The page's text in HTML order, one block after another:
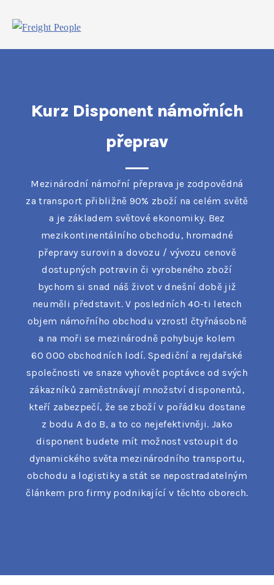
Kurz Disponent námořních
přeprav
Mezinárodní námořní přeprava je zodpovědná
za transport přibližně 90% zboží na celém světě
a je základem světové ekonomiky. Bez
mezikontinentálního obchodu, hromadné
přepravy surovin a dovozu / vývozu cenově
dostupných potravin či vyrobeného zboží
bychom si snad náš život v dnešní době již
neuměli představit. V posledních 40-ti letech
objem námořního obchodu vzrostl čtyřnásobně
a na moři se mezinárodně pohybuje kolem
60 000 obchodních lodí. Spediční a rejdařské
společnosti ve snaze vyhovět poptávce od svých
zákazníků zaměstnávají množství disponentů,
kteří zabezpečí, že se zboží v pořádku dostane
z bodu A do B, a to co nejefektivněji. Jako
disponent budete mít možnost vstoupit do
dynamického světa mezinárodního transportu,
obchodu a logistiky a stát se nepostradatelným
článkem pro firmy podnikající v těchto oborech.